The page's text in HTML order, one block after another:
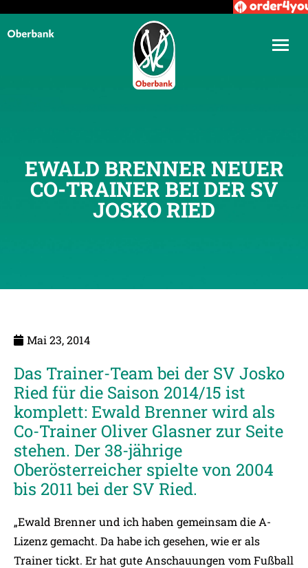
EWALD BRENNER NEUER
CO-TRAINER BEI DER SV
JOSKO RIED
Mai 23, 2014
Das Trainer-Team bei der SV Josko
Ried für die Saison 2014/15 ist
komplett: Ewald Brenner wird als
Co-Trainer Oliver Glasner zur Seite
stehen. Der 38-jährige
Oberösterreicher spielte von 2004
bis 2011 bei der SV Ried.
„Ewald Brenner und ich haben gemeinsam die A-
Lizenz gemacht. Da habe ich gesehen, wie er als
Trainer tickt. Er hat gute Anschauungen vom Fußball